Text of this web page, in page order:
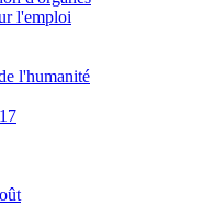
l'emploi
l'humanité